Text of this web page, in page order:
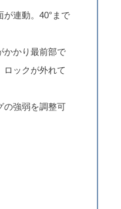
連動。40°まで
かかり最前部で
ロックが外れて
の強弱を調整可